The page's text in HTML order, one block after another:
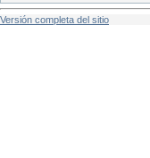
Versión completa del sitio